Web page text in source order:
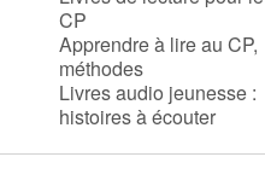
CP
Apprendre à lire au CP,
méthodes
Livres audio jeunesse :
histoires à écouter